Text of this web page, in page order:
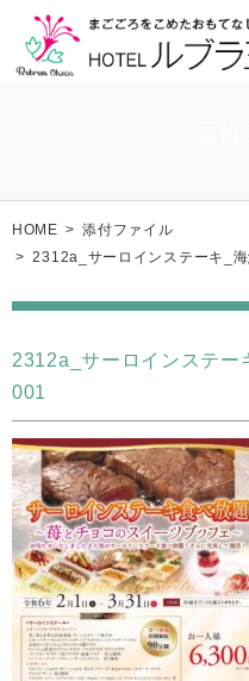
HOME > 添付ファイル
> 2312a_サーロインステーキ_
2312a_サーロインステ
001